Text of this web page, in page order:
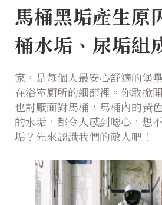
馬桶黑垢產生原
桶水垢、尿垢組
家，是每個人最安心舒適的堡
在浴室廁所的細節裡。你敢掀
也討厭面對馬桶，馬桶內的黃
的水垢，都令人感到噁心，想
垢？先來認識我們的敵人吧！